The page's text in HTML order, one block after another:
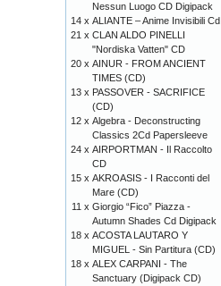
Nessun Luogo CD Digipack
14 x ALIANTE – Anime Invisibili Cd
21 x CLAN ALDO PINELLI
"Nordiska Vatten" CD
20 x AINUR - FROM ANCIENT
TIMES (CD)
13 x PASSOVER - SACRIFICE
(CD)
12 x Algebra - Deconstructing
Classics 2Cd Papersleeve
24 x AIRPORTMAN - Il Raccolto
CD
15 x AKROASIS - I Racconti del
Mare (CD)
11 x Giorgio “Fico” Piazza -
Autumn Shades Cd Digipack
18 x ACOSTA LAUTARO Y
MIGUEL - Sin Partitura (CD)
18 x ALEX CARPANI - The
Sanctuary (Digipack CD)